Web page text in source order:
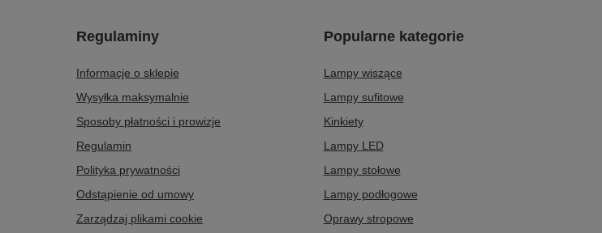
Regulaminy
Informacje o sklepie
Wysyłka maksymalnie
Sposoby płatności i prowizje
Regulamin
Polityka prywatności
Odstąpienie od umowy
Zarządzaj plikami cookie
Popularne kategorie
Lampy wiszące
Lampy sufitowe
Kinkiety
Lampy LED
Lampy stołowe
Lampy podłogowe
Oprawy stropowe